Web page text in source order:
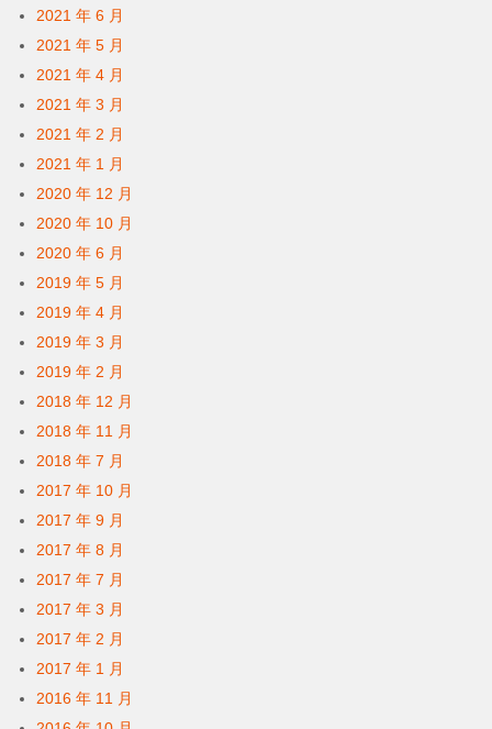
2021 年 6 月
2021 年 5 月
2021 年 4 月
2021 年 3 月
2021 年 2 月
2021 年 1 月
2020 年 12 月
2020 年 10 月
2020 年 6 月
2019 年 5 月
2019 年 4 月
2019 年 3 月
2019 年 2 月
2018 年 12 月
2018 年 11 月
2018 年 7 月
2017 年 10 月
2017 年 9 月
2017 年 8 月
2017 年 7 月
2017 年 3 月
2017 年 2 月
2017 年 1 月
2016 年 11 月